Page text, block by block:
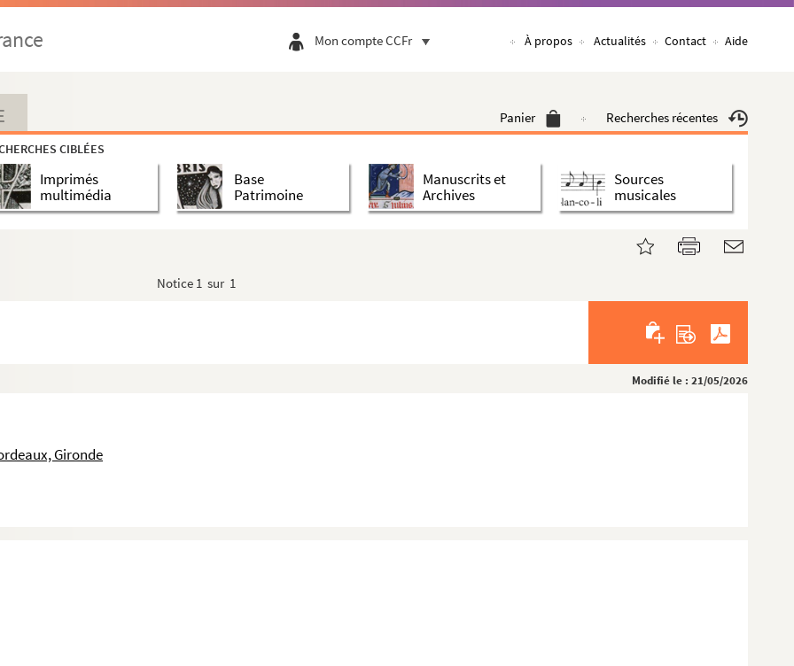
Mon compte CCFr À propos Actualités Contact Aide
Panier Recherches récentes
CIBLÉES
Imprimés
multimédia
Base
Patrimoine
Manuscrits et
Archives
Sources
musicales
Notice 1 sur 1
Modifié le : 21/05/2026
Gironde
ombre